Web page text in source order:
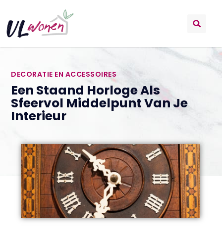
DECORATIE EN ACCESSOIRES
Een Staand Horloge Als
Sfeervol Middelpunt Van Je
Interieur